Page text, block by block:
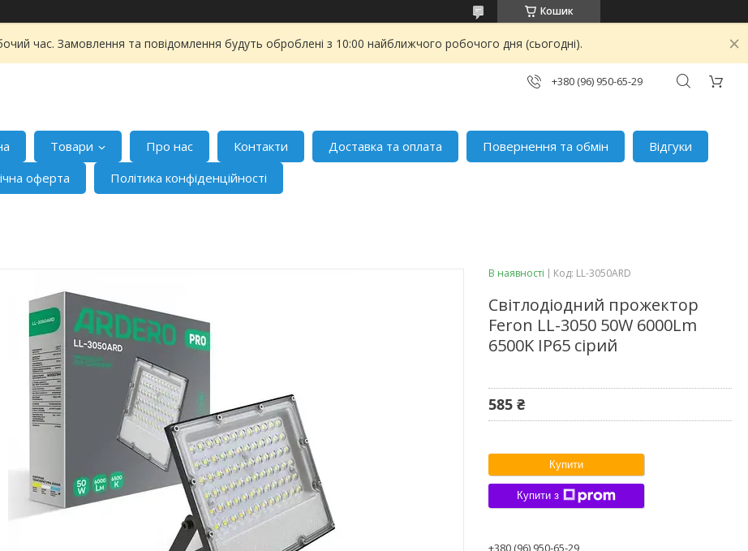
Кошик
час. Замовлення та повідомлення будуть оброблені з 10:00 найближчого робочого дня (сьогодні).
+380 (96) 950-65-29
Товари Про нас Контакти Доставка та оплата Повернення та обмін
Відгуки
оферта
Політика конфіденційності
В наявності Код: LL-3050ARD
Світлодіодний прожектор
Feron LL-3050 50W 6000Lm
6500K IP65 сірий
585 ₴
Купити
Купити з
+380 (96) 950-65-29